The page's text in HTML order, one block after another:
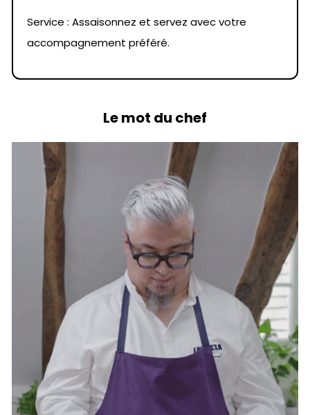
Service : Assaisonnez et servez avec votre
accompagnement préféré.
Le mot du chef